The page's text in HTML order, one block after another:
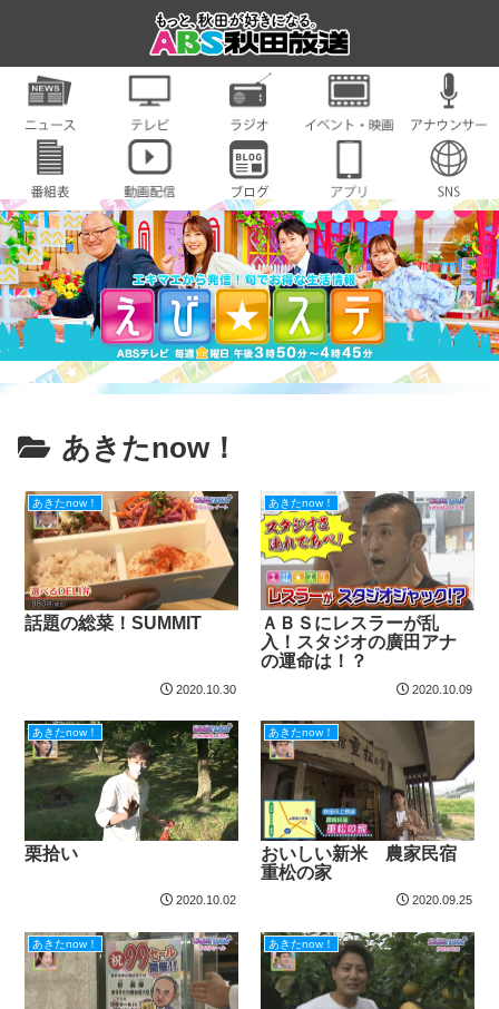
あきたnow！
あきたnow！
話題の総菜！SUMMIT
2020.10.30
あきたnow！
ＡＢＳにレスラーが乱
入！スタジオの廣田アナ
の運命は！？
2020.10.09
あきたnow！
栗拾い
2020.10.02
あきたnow！
おいしい新米 農家民宿
重松の家
2020.09.25
あきたnow！ あきたnow！